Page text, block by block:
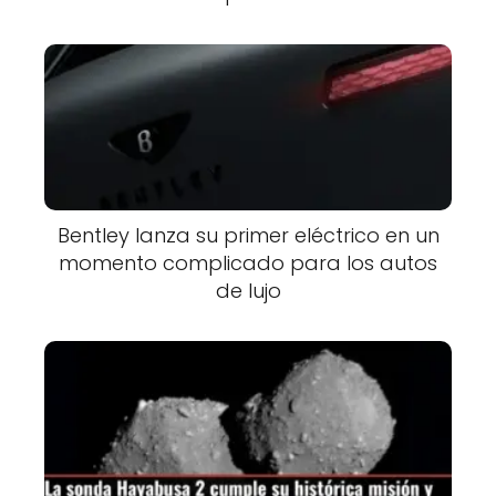
Bentley lanza su primer eléctrico en un
momento complicado para los autos
de lujo